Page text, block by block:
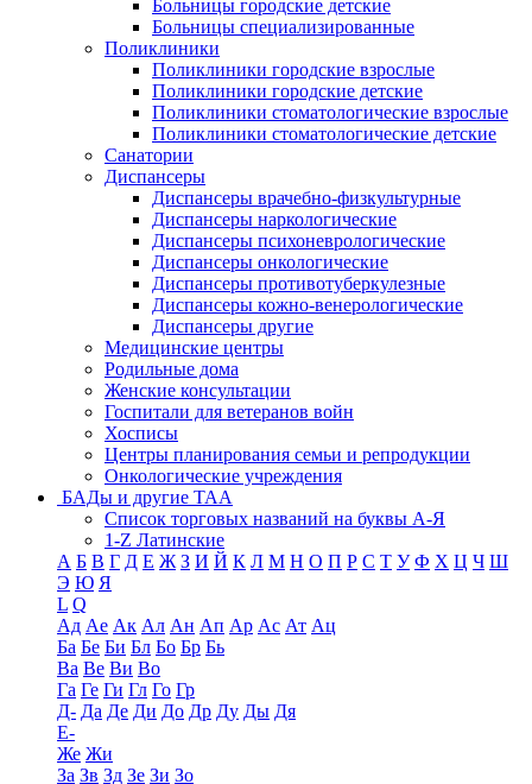
Больницы городские детские
Больницы специализированные
Поликлиники
Поликлиники городские взрослые
Поликлиники городские детские
Поликлиники стоматологические взрослые
Поликлиники стоматологические детские
Санатории
Диспансеры
Диспансеры врачебно-физкультурные
Диспансеры наркологические
Диспансеры психоневрологические
Диспансеры онкологические
Диспансеры противотуберкулезные
Диспансеры кожно-венерологические
Диспансеры другие
Медицинские центры
Родильные дома
Женские консультации
Госпитали для ветеранов войн
Хосписы
Центры планирования семьи и репродукции
Онкологические учреждения
БАДы и другие ТАА
Список торговых названий на буквы А-Я
1-Z Латинские
А Б В Г Д Е Ж З И Й К Л М Н О П Р С Т У Ф Х Ц Ч Ш
Э Ю Я
L Q
Ад Ае Ак Ал Ан Ап Ар Ас Ат Ац
Ба Бе Би Бл Бо Бр Бь
Ва Ве Ви Во
Га Ге Ги Гл Го Гр
Д- Да Де Ди До Др Ду Ды Дя
Е-
Же Жи
За Зв Зд Зе Зи Зо